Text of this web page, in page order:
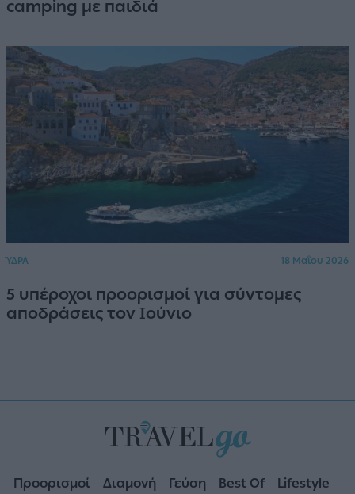
camping με παιδιά
ΎΔΡΑ 18 Μαΐου 2026
5 υπέροχοι προορισμοί για σύντομες
αποδράσεις τον Ιούνιο
Προορισμοί Διαμονή Γεύση Best Of Lifestyle